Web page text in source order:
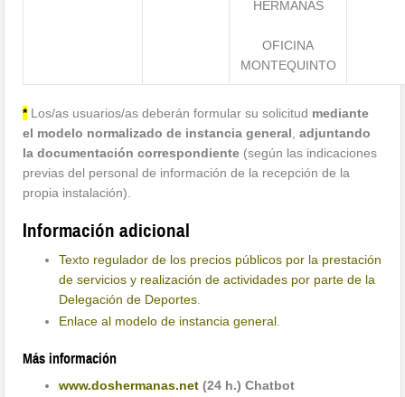
HERMANAS
OFICINA
MONTEQUINTO
*Los/as usuarios/as deberán formular su solicitud mediante
el modelo normalizado de instancia general ,adjuntando
la documentación correspondiente (según las indicaciones
previas del personal de información de la recepción de la
propia instalación).
Información adicional
Texto regulador de los precios públicos por la prestación
de servicios y realización de actividades por parte de la
Delegación de Deportes
Enlace al modelo de instancia general
Más información
www.doshermanas.net (24 h.)Chatbot